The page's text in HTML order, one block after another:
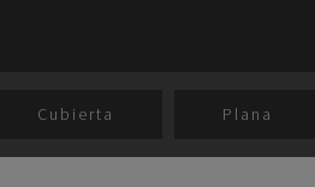
Cubierta Plana